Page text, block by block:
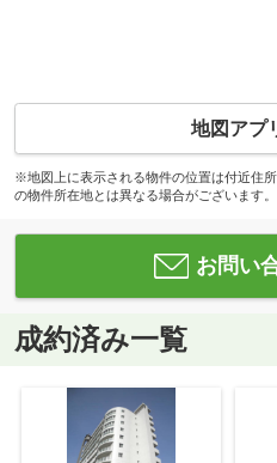
地図アプ
※地図上に表示される物件の位置は付近住
の物件所在地とは異なる場合がございます。
お問い
成約済み一覧